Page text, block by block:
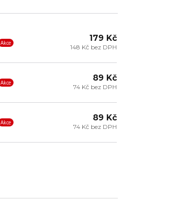
Akce 179 Kč
148 Kč bez DPH
Akce 89 Kč
74 Kč bez DPH
Akce 89 Kč
74 Kč bez DPH